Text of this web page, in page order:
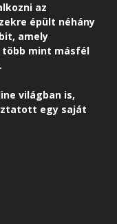
az
épült néhány
amely
több mint másfél
világban is,
egy saját